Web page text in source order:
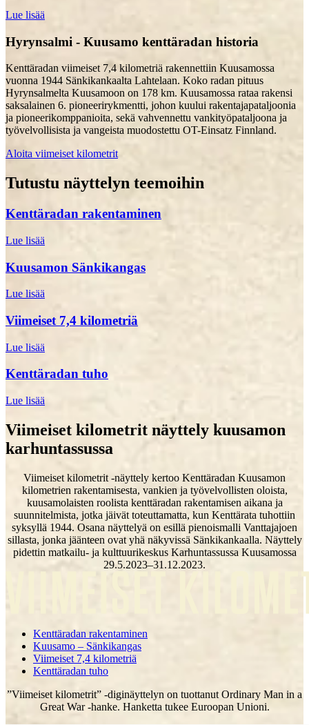
Lue lisää
Hyrynsalmi - Kuusamo kenttäradan historia
Kenttäradan viimeiset 7,4 kilometriä rakennettiin Kuusamossa
vuonna 1944 Sänkikankaalta Lahtelaan. Koko radan pituus
Hyrynsalmelta Kuusamoon on 178 km. Kuusamossa rataa rakensi
saksalainen 6. pioneerirykmentti, johon kuului rakentajapataljoonia
ja pioneerikomppanioita, sekä vahvennettu vankityöpataljoona ja
työvelvollisista ja vangeista muodostettu OT-Einsatz Finnland.
Aloita viimeiset kilometrit
Tutustu näyttelyn teemoihin
Kenttäradan rakentaminen
Lue lisää
Kuusamon Sänkikangas
Lue lisää
Viimeiset 7,4 kilometriä
Lue lisää
Kenttäradan tuho
Lue lisää
Viimeiset kilometrit näyttely kuusamon
karhuntassussa
Viimeiset kilometrit -näyttely kertoo Kenttäradan Kuusamon
kilometrien rakentamisesta, vankien ja työvelvollisten oloista,
kuusamolaisten roolista kenttäradan rakentamisen aikana ja
suunnitelmista, jotka jäivät toteuttamatta, kun Kenttärata tuhottiin
syksyllä 1944. Osana näyttelyä on esillä pienoismalli Vanttajajoen
sillasta, jonka jäänteen ovat yhä näkyvissä Sänkikankaalla. Näyttely
pidettin matkailu- ja kulttuurikeskus Karhuntassussa Kuusamossa
29.5.2023–31.12.2023.
Kenttäradan rakentaminen
Kuusamo – Sänkikangas
Viimeiset 7,4 kilometriä
Kenttäradan tuho
”Viimeiset kilometrit” -diginäyttelyn on tuottanut Ordinary Man in a
Great War -hanke. Hanketta tukee Euroopan Unioni.